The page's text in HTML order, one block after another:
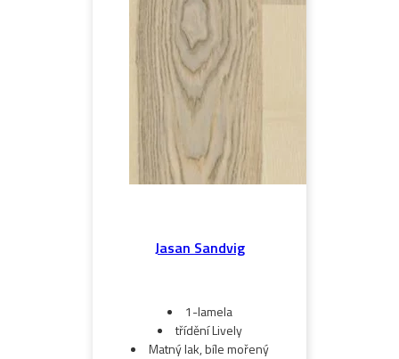
Jasan Sandvig
1-lamela
třídění Lively
Matný lak, bíle mořený